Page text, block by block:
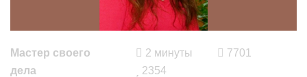
Мастер своего
дела
2 минуты
7701
2354